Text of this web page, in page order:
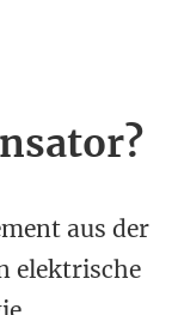
aus der
elektrische